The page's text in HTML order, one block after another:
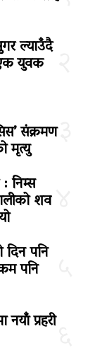
ल्याउँदै
युवक
३
संक्रमण
मृत्यु
निम्स
शव
दिन पनि
पनि
प्रहरी